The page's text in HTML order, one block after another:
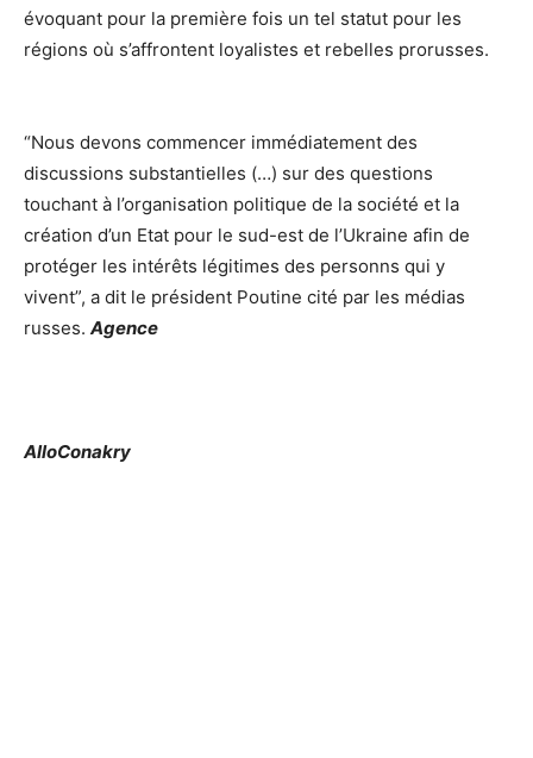
évoquant pour la première fois un tel statut pour les
régions où s’affrontent loyalistes et rebelles prorusses.
“Nous devons commencer immédiatement des
discussions substantielles (…) sur des questions
touchant à l’organisation politique de la société et la
création d’un Etat pour le sud-est de l’Ukraine afin de
protéger les intérêts légitimes des personns qui y
vivent”, a dit le président Poutine cité par les médias
russes. Agence
AlloConakry